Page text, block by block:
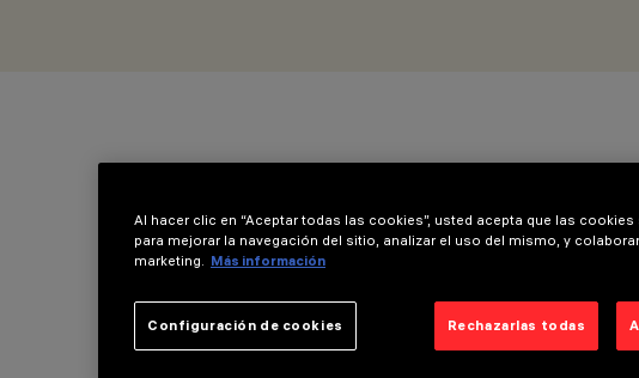
Al hacer clic en “Aceptar todas las cookies”, usted acepta que las
para mejorar la navegación del sitio, analizar el uso del mismo, y
marketing.
Más información
Rechazarlas todas
Configuración de cookies